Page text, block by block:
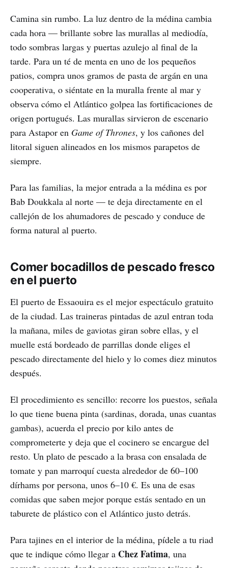
Camina sin rumbo. La luz dentro de la médina cambia
cada hora — brillante sobre las murallas al mediodía,
todo sombras largas y puertas azulejo al final de la
tarde. Para un té de menta en uno de los pequeños
patios, compra unos gramos de pasta de argán en una
cooperativa, o siéntate en la muralla frente al mar y
observa cómo el Atlántico golpea las fortificaciones de
origen portugués. Las murallas sirvieron de escenario
para Astapor en Game of Thrones, y los cañones del
litoral siguen alineados en los mismos parapetos de
siempre.
Para las familias, la mejor entrada a la médina es por
Bab Doukkala al norte — te deja directamente en el
callejón de los ahumadores de pescado y conduce de
forma natural al puerto.
Comer bocadillos de pescado fresco
en el puerto
El puerto de Essaouira es el mejor espectáculo gratuito
de la ciudad. Las traineras pintadas de azul entran toda
la mañana, miles de gaviotas giran sobre ellas, y el
muelle está bordeado de parrillas donde eliges el
pescado directamente del hielo y lo comes diez minutos
después.
El procedimiento es sencillo: recorre los puestos, señala
lo que tiene buena pinta (sardinas, dorada, unas cuantas
gambas), acuerda el precio por kilo antes de
comprometerte y deja que el cocinero se encargue del
resto. Un plato de pescado a la brasa con ensalada de
tomate y pan marroquí cuesta alrededor de 60–100
dírhams por persona, unos 6–10 €. Es una de esas
comidas que saben mejor porque estás sentado en un
taburete de plástico con el Atlántico justo detrás.
Para tajines en el interior de la médina, pídele a tu riad
que te indique cómo llegar a Chez Fatima, una